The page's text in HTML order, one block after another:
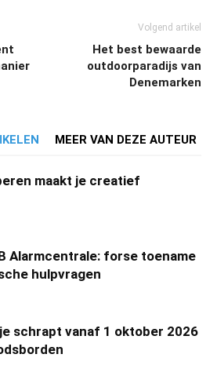
Volgend artikel
Het best bewaarde
outdoorparadijs van
Denemarken
MEER VAN DEZE AUTEUR
maakt je creatief
Alarmcentrale: forse toename
hulpvragen
schrapt vanaf 1 oktober 2026